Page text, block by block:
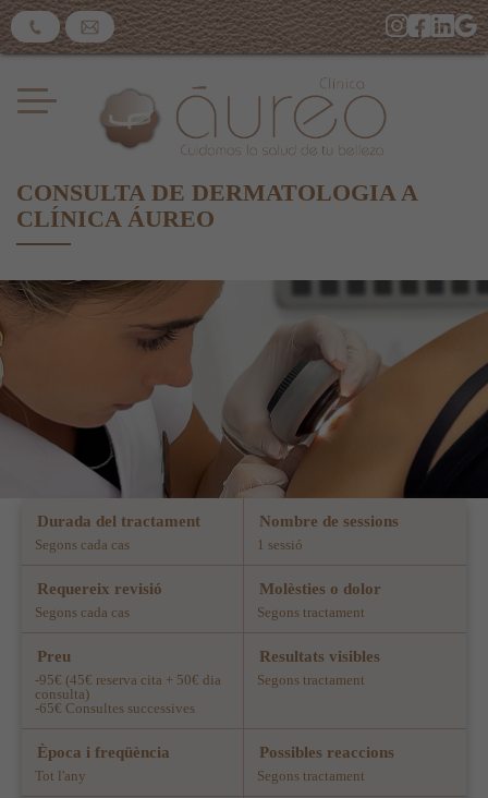
CONSULTA DE DERMATOLOGIA A
CLÍNICA ÁUREO
Durada del tractament
Segons cada cas
Nombre de sessions
1 sessió
Requereix revisió
Segons cada cas
Molèsties o dolor
Segons tractament
Preu
-95€ (45€ reserva cita + 50€ dia
consulta)
-65€ Consultes successives
Resultats visibles
Segons tractament
Època i freqüència
​Tot l'any
Possibles reaccions
Segons tractament